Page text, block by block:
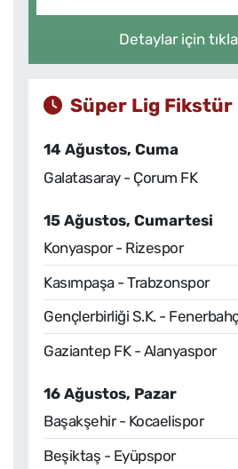
Detaylar için
Süper Lig Fikstür
14 Ağustos, Cuma
Galatasaray - Çorum FK
15 Ağustos, Cumartesi
Konyaspor - Rizespor
Kasımpaşa - Trabzonspor
Gençlerbirliği S.K. -
Gaziantep FK - Alanyaspor
16 Ağustos, Pazar
Başakşehir - Kocaelispor
Beşiktaş - Eyüpspor